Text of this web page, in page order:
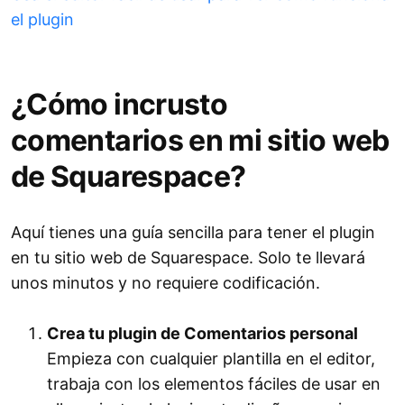
el plugin
¿Cómo incrusto
comentarios en mi sitio web
de Squarespace?
Aquí tienes una guía sencilla para tener el plugin
en tu sitio web de Squarespace. Solo te llevará
unos minutos y no requiere codificación.
Crea tu plugin de Comentarios personal
Empieza con cualquier plantilla en el editor,
trabaja con los elementos fáciles de usar en